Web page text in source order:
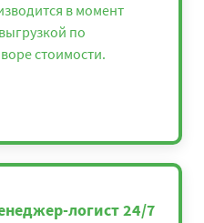
в момент
по
стоимости.
логист 24/7